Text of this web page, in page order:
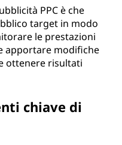
PPC è che
target in modo
le prestazioni
apportare modifiche
ottenere risultati
chiave di